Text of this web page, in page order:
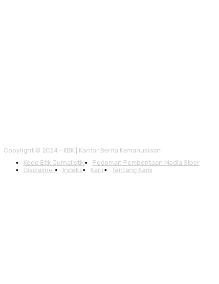
Copyright © 2024 - KBK | Kantor Berita Kemanusiaan
Kode Etik Jurnalistik
Pedoman Pemberitaan Media Siber
Disclaimer
Indeks Karir Tentang Kami